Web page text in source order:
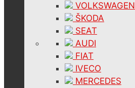
VOLKSWAGEN
ŠKODA
SEAT
AUDI
FIAT
IVECO
MERCEDES